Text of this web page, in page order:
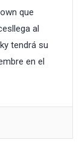
que
al
tendrá su
en el